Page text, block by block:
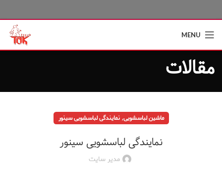
MENU
مقالات
ماشین لباسشویی,نمایندگی لباسشویی سینور
نمایندگی لباسشویی سینور
مدیر سایت